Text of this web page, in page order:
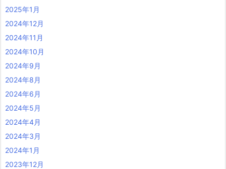
2025年1月
2024年12月
2024年11月
2024年10月
2024年9月
2024年8月
2024年6月
2024年5月
2024年4月
2024年3月
2024年1月
2023年12月